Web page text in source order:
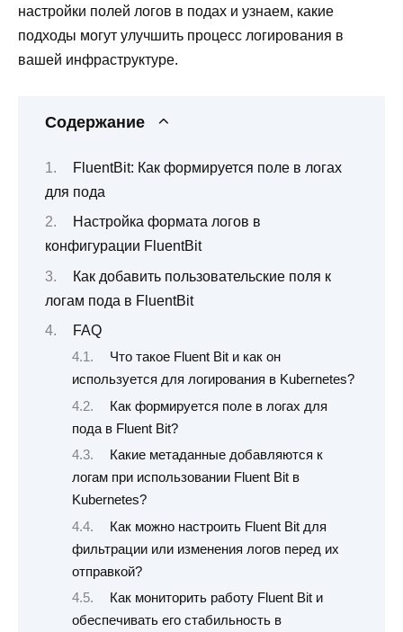
настройки полей логов в подах и узнаем, какие
подходы могут улучшить процесс логирования в
вашей инфраструктуре.
Содержание
FluentBit: Как формируется поле в логах
для пода
Настройка формата логов в
конфигурации FluentBit
Как добавить пользовательские поля к
логам пода в FluentBit
FAQ
Что такое Fluent Bit и как он
используется для логирования в Kubernetes?
Как формируется поле в логах для
пода в Fluent Bit?
Какие метаданные добавляются к
логам при использовании Fluent Bit в
Kubernetes?
Как можно настроить Fluent Bit для
фильтрации или изменения логов перед их
отправкой?
Как мониторить работу Fluent Bit и
обеспечивать его стабильность в